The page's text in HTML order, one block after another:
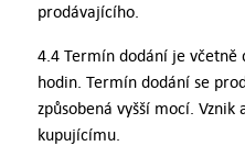
prodávajícího.
4.4 Termín dodání je
hodin. Termín dodání se
způsobená vyšší mocí.
kupujícímu.